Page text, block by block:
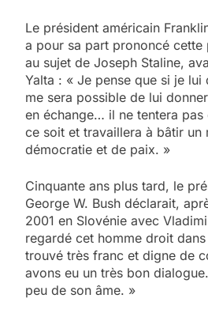
Le président américain
a pour sa part prononcé cette
au sujet de Joseph Staline,
Yalta : « Je pense que si je lui
me sera possible de lui
en échange… il ne tentera pas
ce soit et travaillera à bâtir un
démocratie et de paix. »
Cinquante ans plus tard, le
George W. Bush déclarait,
2001 en Slovénie avec
regardé cet homme droit dans
trouvé très franc et digne de
avons eu un très bon
peu de son âme. »